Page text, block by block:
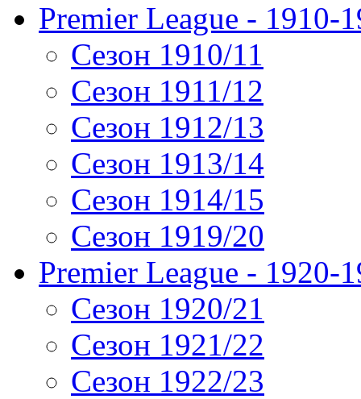
Premier League - 1910-
Сезон 1910/11
Сезон 1911/12
Сезон 1912/13
Сезон 1913/14
Сезон 1914/15
Сезон 1919/20
Premier League - 1920-
Сезон 1920/21
Сезон 1921/22
Сезон 1922/23